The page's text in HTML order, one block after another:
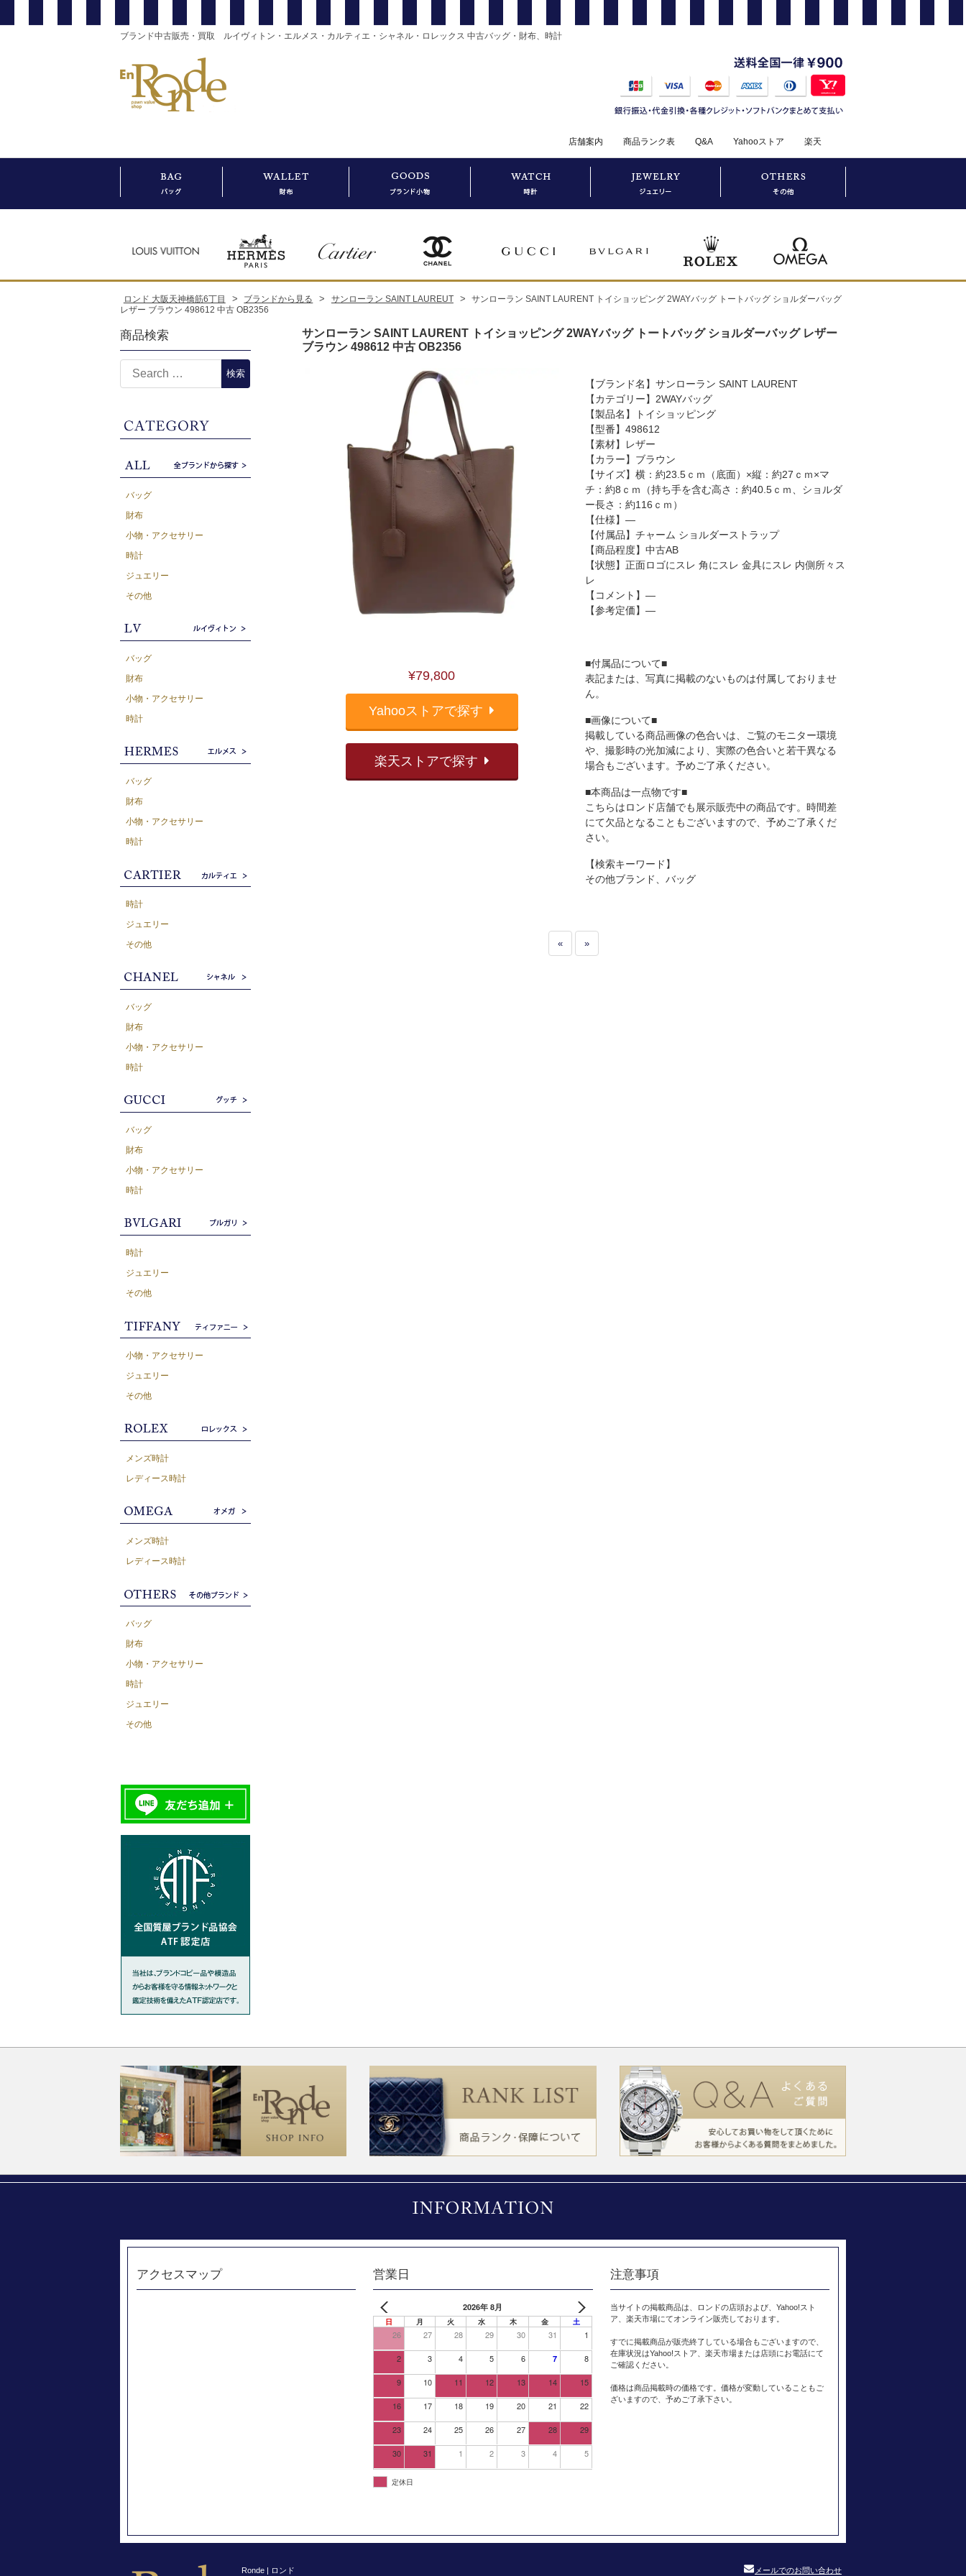
ブランド中古販売・買取 ルイヴィトン・エルメス・カルティエ・シャネル・ロレックス 中古バッグ・財布、時計
店舗案内 商品ランク表 Q&A Yahooストア 楽天
ロンド 大阪天神橋筋6丁目 > ブランドから見る > サンローラン SAINT LAUREUT >
サンローラン SAINT LAURENT トイショッピング 2WAYバッグ トートバッグ ショルダーバッグ
レザー ブラウン 498612 中古 OB2356
サンローラン SAINT LAURENT トイショッピング 2WAYバッグ トートバッグ ショルダーバッグ レザー
ブラウン 498612 中古 OB2356
¥79,800
Yahooストアで探す
楽天ストアで探す
【ブランド名】サンローラン SAINT LAURENT
【カテゴリー】2WAYバッグ
【製品名】トイショッピング
【型番】498612
【素材】レザー
【カラー】ブラウン
【サイズ】横：約23.5ｃｍ（底面）×縦：約27ｃｍ×マ
チ：約8ｃｍ（持ち手を含む高さ：約40.5ｃｍ、ショルダ
ー長さ：約116ｃｍ）
【仕様】―
【付属品】チャーム ショルダーストラップ
【商品程度】中古AB
【状態】正面ロゴにスレ 角にスレ 金具にスレ 内側所々ス
レ
【コメント】―
【参考定価】―
■付属品について■
表記または、写真に掲載のないものは付属しておりませ
ん。
■画像について■
掲載している商品画像の色合いは、ご覧のモニター環境
や、撮影時の光加減により、実際の色合いと若干異なる
場合もございます。予めご了承ください。
■本商品は一点物です■
こちらはロンド店舗でも展示販売中の商品です。時間差
にて欠品となることもございますので、予めご了承くだ
さい。
【検索キーワード】
その他ブランド、バッグ
« »
商品検索
バッグ
財布
小物・アクセサリー
時計
ジュエリー
その他
バッグ
財布
小物・アクセサリー
時計
バッグ
財布
小物・アクセサリー
時計
時計
ジュエリー
その他
バッグ
財布
小物・アクセサリー
時計
バッグ
財布
小物・アクセサリー
時計
時計
ジュエリー
その他
小物・アクセサリー
ジュエリー
その他
メンズ時計
レディース時計
メンズ時計
レディース時計
バッグ
財布
小物・アクセサリー
時計
ジュエリー
その他
アクセスマップ 営業日
2026年 8月
日 月 火 水 木 金 土
26 27 28 29 30 31 1
2 3 4 5 6 7 8
9 10 11 12 13 14 15
16 17 18 19 20 21 22
23 24 25 26 27 28 29
30 31 1 2 3 4 5
定休日
注意事項
当サイトの掲載商品は、ロンドの店頭および、Yahoo!スト
ア、楽天市場にてオンライン販売しております。
すでに掲載商品が販売終了している場合もございますので、
在庫状況はYahoo!ストア、楽天市場または店頭にお電話にて
ご確認ください。
価格は商品掲載時の価格です。価格が変動していることもご
ざいますので、予めご了承下さい。
Ronde | ロンド メールでのお問い合わせ